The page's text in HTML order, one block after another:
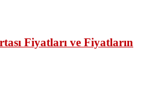
Fiyatları ve Fiyatların